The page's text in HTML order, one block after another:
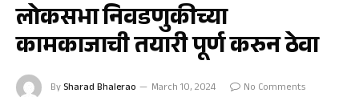
लोकसभा निवडणुकीच्या
कामकाजाची तयारी पूर्ण करुन ठेवा
By Sharad Bhalerao March 10, 2024
No Comments